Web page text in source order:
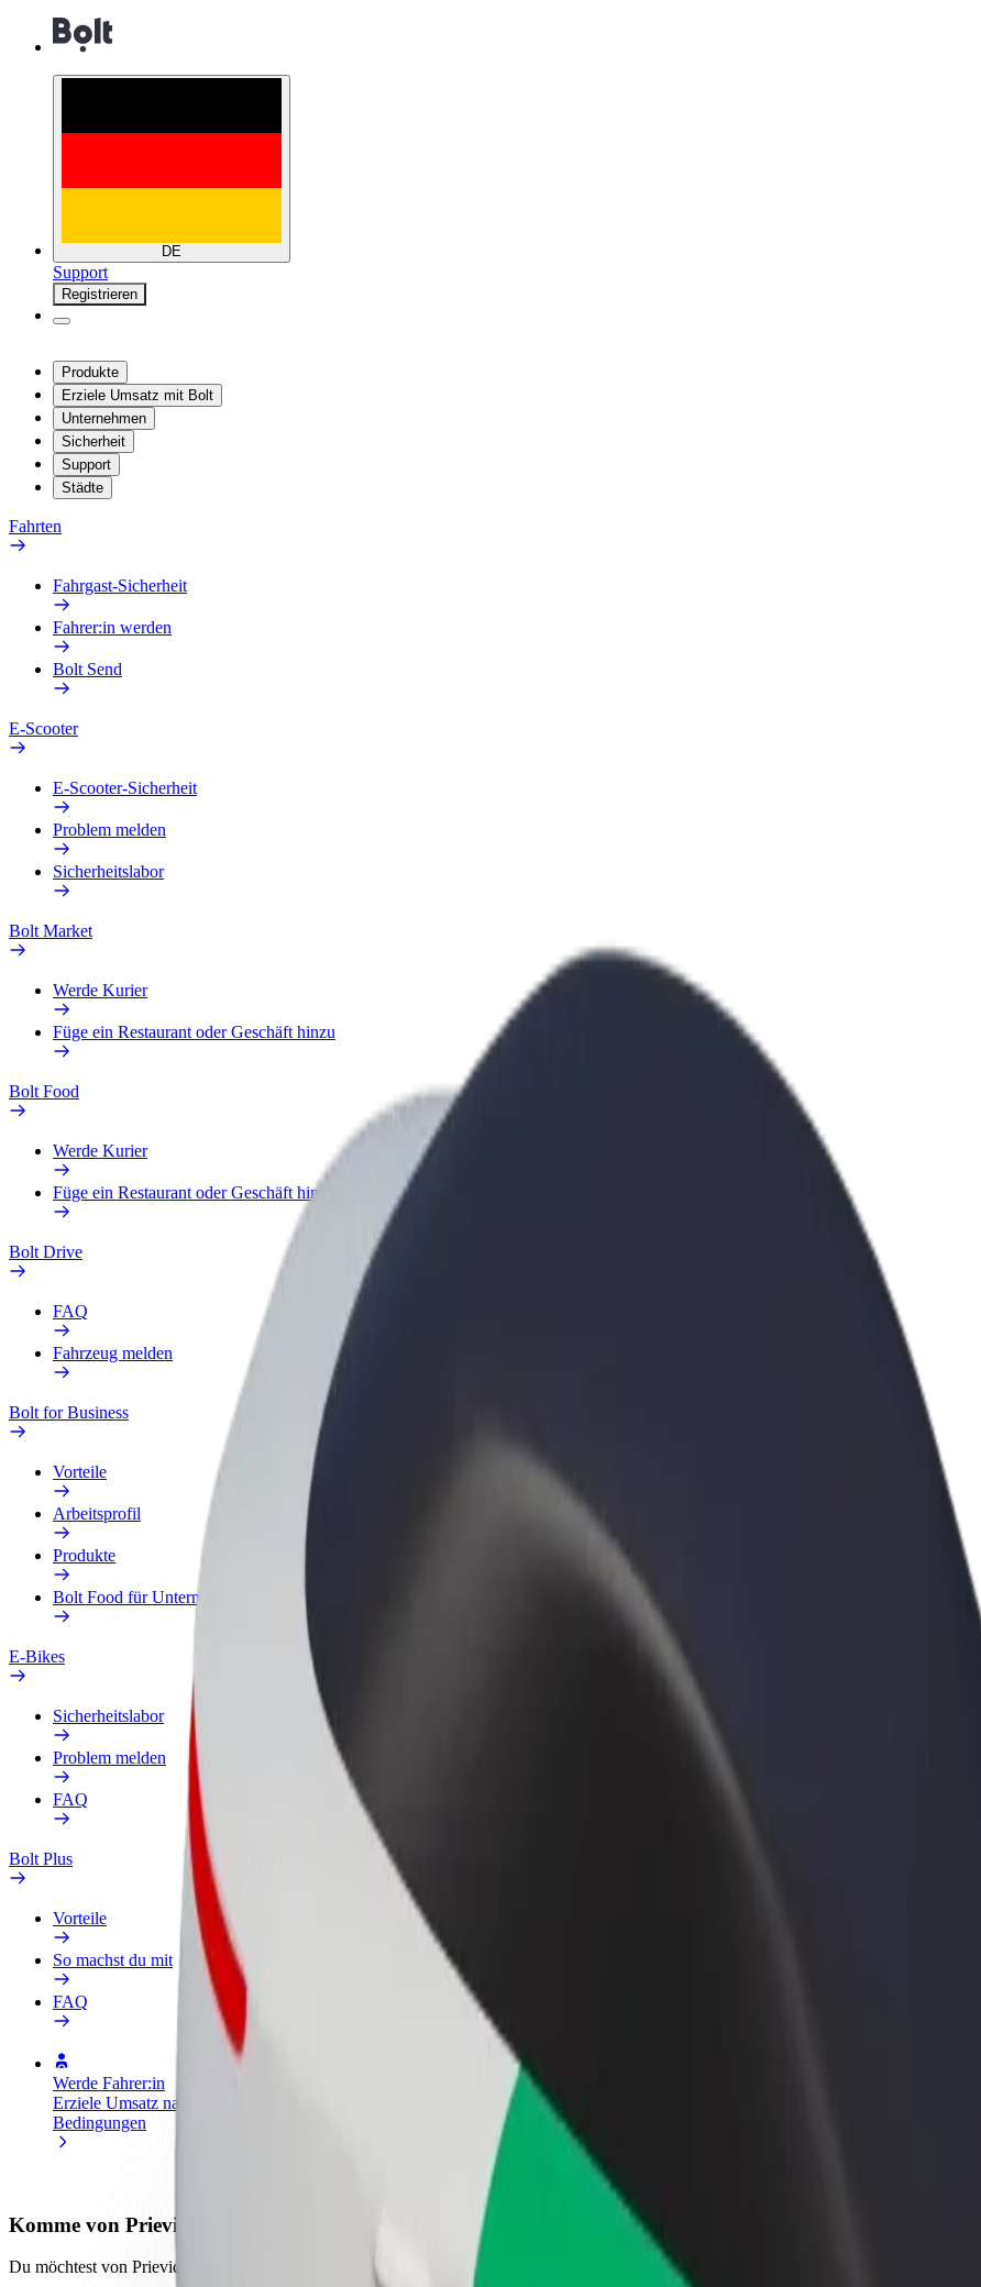
DE
Support
Registrieren
Produkte
Erziele Umsatz mit Bolt
Unternehmen
Sicherheit
Support
Städte
Fahrten
Fahrgast-Sicherheit
Fahrer:in werden
Bolt Send
E-Scooter
E-Scooter-Sicherheit
Problem melden
Sicherheitslabor
Bolt Market
Werde Kurier
Füge ein Restaurant oder Geschäft hinzu
Bolt Food
Werde Kurier
Füge ein Restaurant oder Geschäft hinzu
Bolt Drive
FAQ
Fahrzeug melden
Bolt for Business
Vorteile
Arbeitsprofil
Produkte
Bolt Food für Unternehmen
E-Bikes
Sicherheitslabor
Problem melden
FAQ
Bolt Plus
Vorteile
So machst du mit
FAQ
Werde Fahrer:in
Erziele Umsatz nach deinen
Bedingungen
Füge ein Restaurant oder Geschäft
Erreiche mehr Kund:innen und
steigere deinen Umsatz
Komme von Prievidza nach Bojnice, námestie
Du möchtest von Prievidza nach Bojnice, námestie kommen? Entdecke unsere Services und finde das perfekte Angebot für deine Fahrt.